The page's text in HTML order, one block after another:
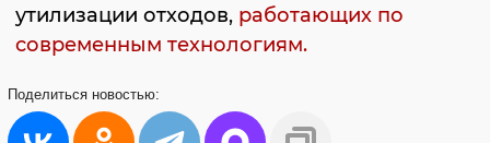
утилизации отходов, работающих по
современным технологиям.
Поделиться новостью: